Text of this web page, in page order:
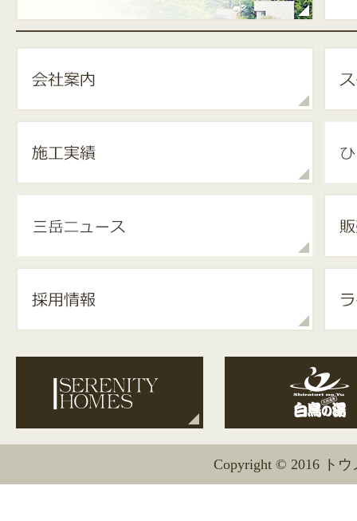
Copyright © 2016 ト